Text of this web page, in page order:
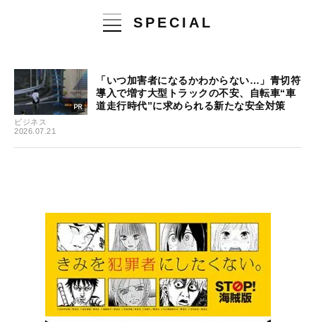
SPECIAL
ビジネス
2026.07.21
「いつ加害者になるかわからない…」青切符
導入で増す大型トラックの不安、自転車“車
道走行時代”に求められる新たな安全対策